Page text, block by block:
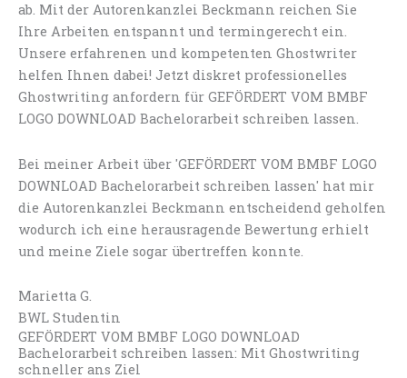
ab. Mit der Autorenkanzlei Beckmann reichen Sie
Ihre Arbeiten entspannt und termingerecht ein.
Unsere erfahrenen und kompetenten Ghostwriter
helfen Ihnen dabei! Jetzt diskret professionelles
Ghostwriting anfordern für GEFÖRDERT VOM BMBF
LOGO DOWNLOAD Bachelorarbeit schreiben lassen.
Bei meiner Arbeit über 'GEFÖRDERT VOM BMBF LOGO
DOWNLOAD Bachelorarbeit schreiben lassen' hat mir
die Autorenkanzlei Beckmann entscheidend geholfen
wodurch ich eine herausragende Bewertung erhielt
und meine Ziele sogar übertreffen konnte.
Marietta G.
BWL Studentin
GEFÖRDERT VOM BMBF LOGO DOWNLOAD
Bachelorarbeit schreiben lassen: Mit Ghostwriting
schneller ans Ziel